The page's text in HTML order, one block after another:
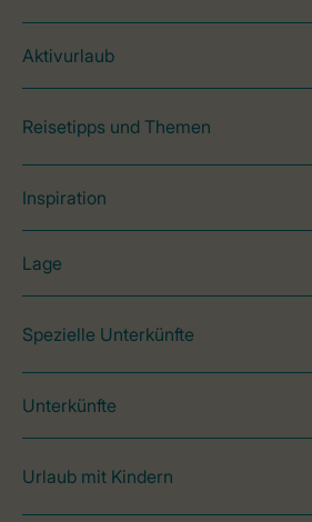
Aktivurlaub
Reisetipps und Themen
Inspiration
Lage
Spezielle Unterkünfte
Unterkünfte
Urlaub mit Kindern